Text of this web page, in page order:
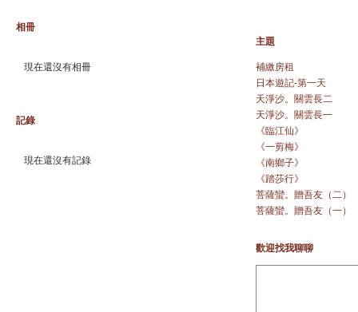
相冊
現在還沒有相冊
記錄
現在還沒有記錄
主題
補繳房租
日本遊記-第一天
天淨沙。關雲長二
天淨沙。關雲長一
《臨江仙》
《一剪梅》
《南鄉子》
《踏莎行》
菩薩蠻。贈吾友（二）
菩薩蠻。贈吾友（一）
歡迎找我聊聊